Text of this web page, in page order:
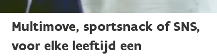
Multimove, sportsnack of SNS,
voor elke leeftijd een